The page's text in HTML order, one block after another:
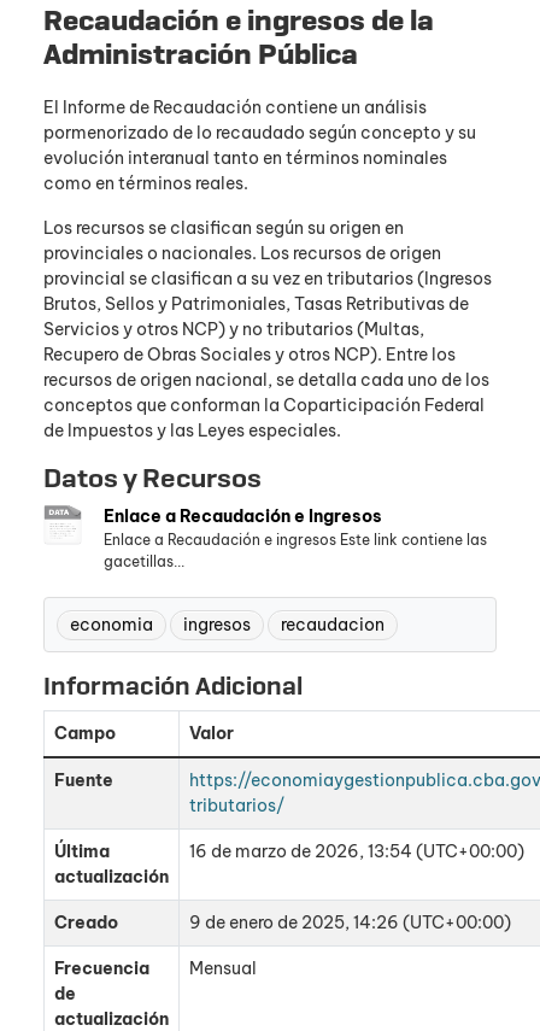
Recaudación e ingresos de la
Administración Pública
El Informe de Recaudación contiene un análisis
pormenorizado de lo recaudado según concepto y su
evolución interanual tanto en términos nominales
como en términos reales.
Los recursos se clasifican según su origen en
provinciales o nacionales. Los recursos de origen
provincial se clasifican a su vez en tributarios (Ingresos
Brutos, Sellos y Patrimoniales, Tasas Retributivas de
Servicios y otros NCP) y no tributarios (Multas,
Recupero de Obras Sociales y otros NCP). Entre los
recursos de origen nacional, se detalla cada uno de los
conceptos que conforman la Coparticipación Federal
de Impuestos y las Leyes especiales.
Datos y Recursos
Enlace a Recaudación e Ingresos
Enlace a Recaudación e ingresos Este link contiene las
gacetillas...
economia ingresos recaudacion
Información Adicional
Campo Valor
Fuente
https://
tributarios/
Última
actualización
16 de marzo de 2026, 13:54 (UTC+00:00)
Creado 9 de enero de 2025, 14:26 (UTC+00:00)
Frecuencia
de
actualización
Mensual